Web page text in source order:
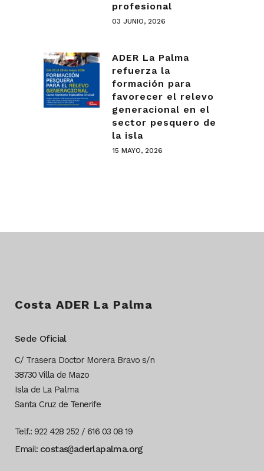
profesional
03 JUNIO, 2026
ADER La Palma
refuerza la
formación para
favorecer el relevo
generacional en el
sector pesquero de
la isla
15 MAYO, 2026
Costa ADER La Palma
Sede Oficial
C/ Trasera Doctor Morera Bravo s/n
38730 Villa de Mazo
Isla de La Palma
Santa Cruz de Tenerife
Telf.: 922 428 252 / 616 03 08 19
Email: costas@aderlapalma.org